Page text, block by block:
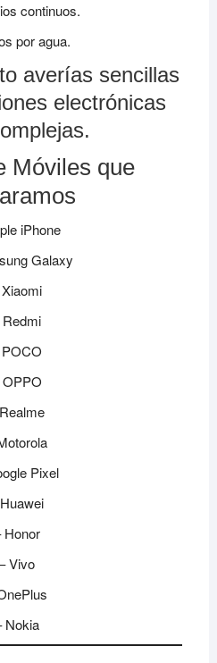
continuos.
por agua.
averías sencillas
electrónicas
Móviles que
iPhone
Galaxy
Redmi
Pixel
Honor
Vivo
Nokia